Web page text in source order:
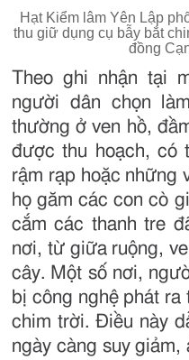
Hạt Kiểm lâm Yên Lập
thu giữ dụng cụ bẫy bắt
đồng
Theo ghi nhận tại
người dân chọn
thường ở ven hồ,
được thu hoạch, có
rậm rạp hoặc những
họ găm các con cò
cắm các thanh tre
nơi, từ giữa ruộng,
cây. Một số nơi,
bị công nghệ phát
chim trời. Điều này
ngày càng suy giảm,